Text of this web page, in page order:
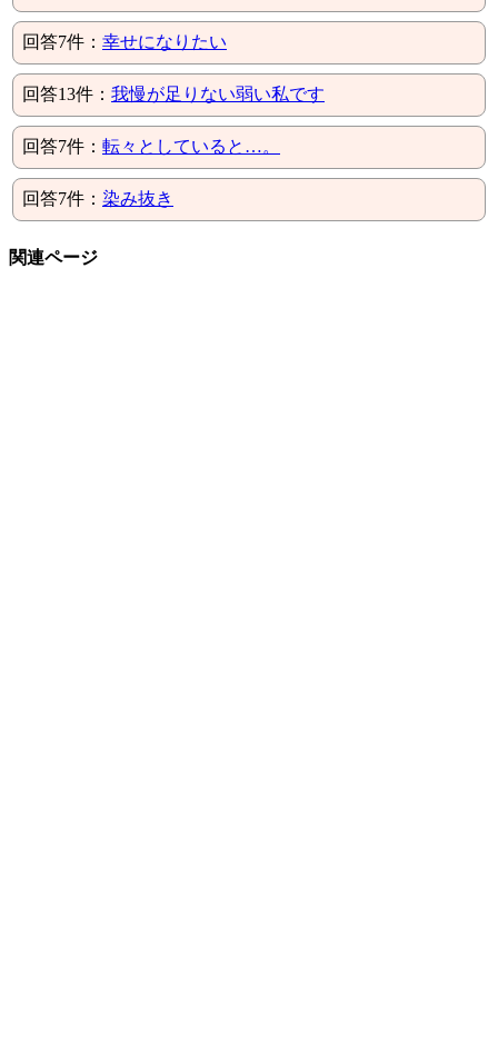
回答7件： 幸せになりたい
回答13件： 我慢が足りない弱い私です
回答7件： 転々としていると…。
回答7件： 染み抜き
関連ページ